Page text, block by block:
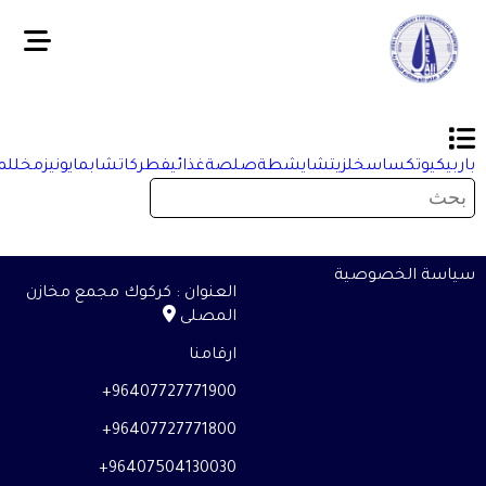
تكساسخلزيتشايشطةصلصةغذائيفطركاتشابمايونيزمخللملح
الخصوصية
العنوان : كركوك مجمع مخازن
المصلى
ارقامنا
96407727771900+
96407727771800+
96407504130030+